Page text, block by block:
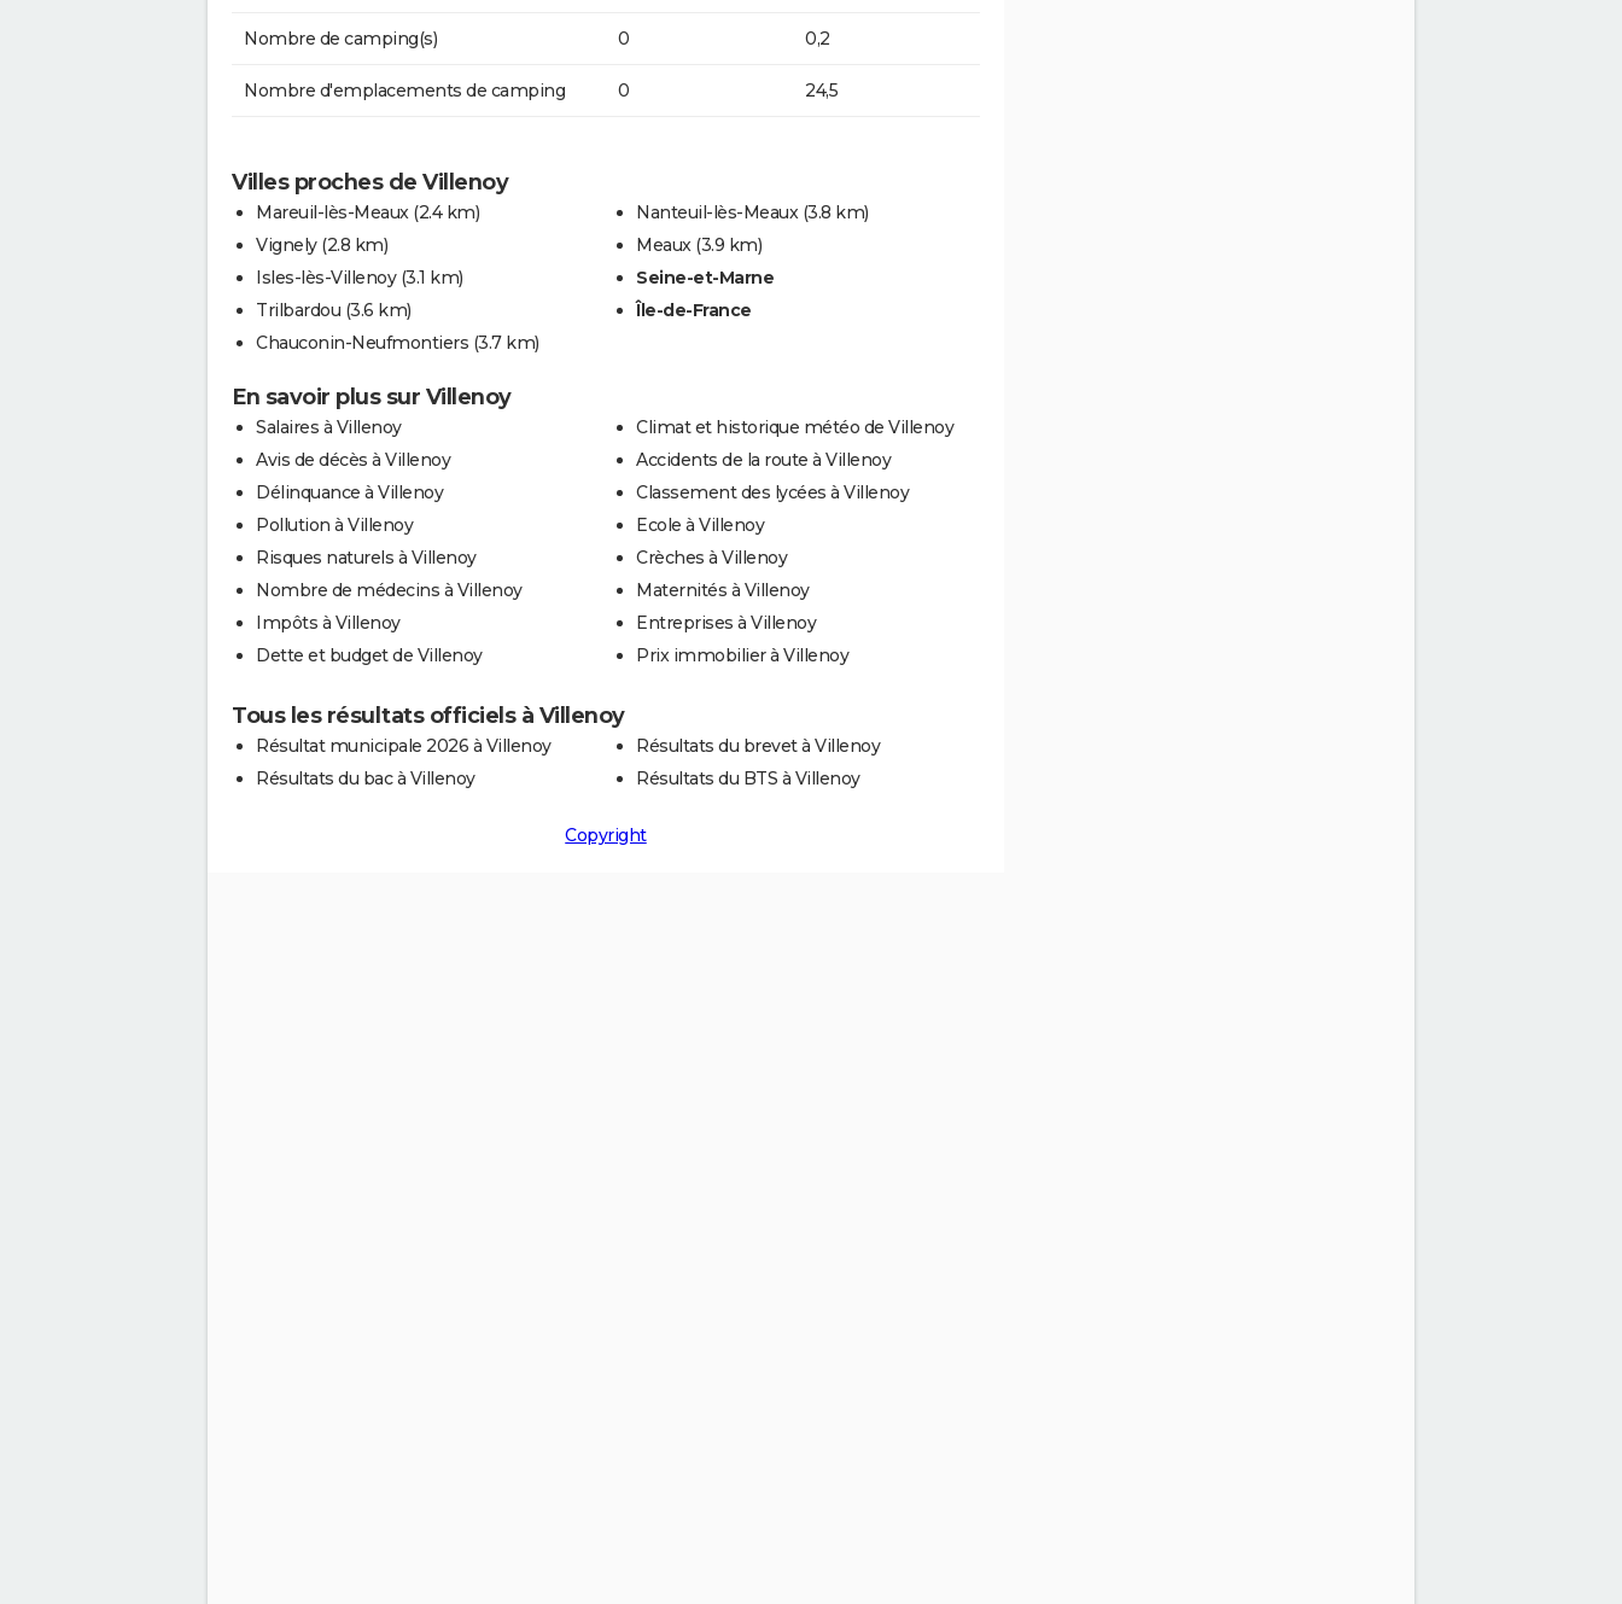
Nombre de camping(s) 0 0,2
Nombre d'emplacements de camping 0 24,5
Villes proches de Villenoy
Mareuil-lès-Meaux (2.4 km)
Vignely (2.8 km)
Isles-lès-Villenoy (3.1 km)
Trilbardou (3.6 km)
Chauconin-Neufmontiers (3.7 km)
Nanteuil-lès-Meaux (3.8 km)
Meaux (3.9 km)
Seine-et-Marne
Île-de-France
En savoir plus sur Villenoy
Salaires à Villenoy
Avis de décès à Villenoy
Délinquance à Villenoy
Pollution à Villenoy
Risques naturels à Villenoy
Nombre de médecins à Villenoy
Impôts à Villenoy
Dette et budget de Villenoy
Climat et historique météo de Villenoy
Accidents de la route à Villenoy
Classement des lycées à Villenoy
Ecole à Villenoy
Crèches à Villenoy
Maternités à Villenoy
Entreprises à Villenoy
Prix immobilier à Villenoy
Tous les résultats officiels à Villenoy
Résultat municipale 2026 à Villenoy
Résultats du bac à Villenoy
Résultats du brevet à Villenoy
Résultats du BTS à Villenoy
Copyright